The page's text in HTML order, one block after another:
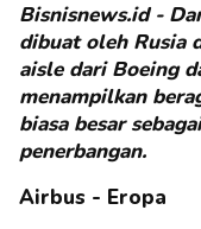
Bisnisnews.id -
dibuat oleh Rusia
aisle dari Boeing
menampilkan
biasa besar
penerbangan.
Airbus - Eropa